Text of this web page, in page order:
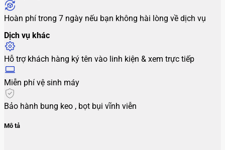
Hoàn phí trong 7 ngày nếu bạn không hài lòng về dịch vụ
Dịch vụ khác
Hỗ trợ khách hàng ký tên vào linh kiện & xem trực tiếp
Miễn phí vệ sinh máy
Bảo hành bung keo , bọt bụi vĩnh viễn
Mô tả